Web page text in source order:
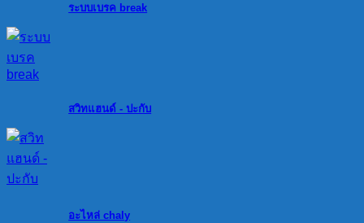
ระบบเบรค break
สวิทแฮนด์ - ปะกับ
อะไหล่ chaly